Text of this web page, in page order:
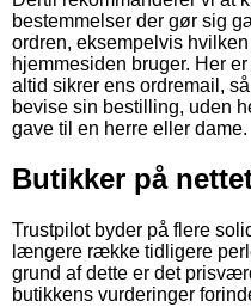
bestemmelser der gør sig
ordren, eksempelvis
hjemmesiden bruger. Her
altid sikrer ens ordremail,
bevise sin bestilling, uden
gave til en herre eller dame.
Butikker på
Trustpilot byder på flere
længere række tidligere
grund af dette er det
butikkens vurderinger